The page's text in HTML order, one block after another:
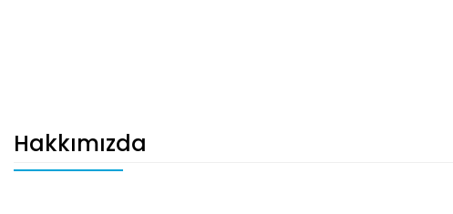
Hakkımızda